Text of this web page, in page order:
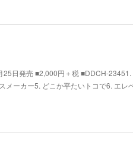
日発売 ■2,000円＋税 ■DDCH-
メーカー5. どこか平たいトコで6. エレ